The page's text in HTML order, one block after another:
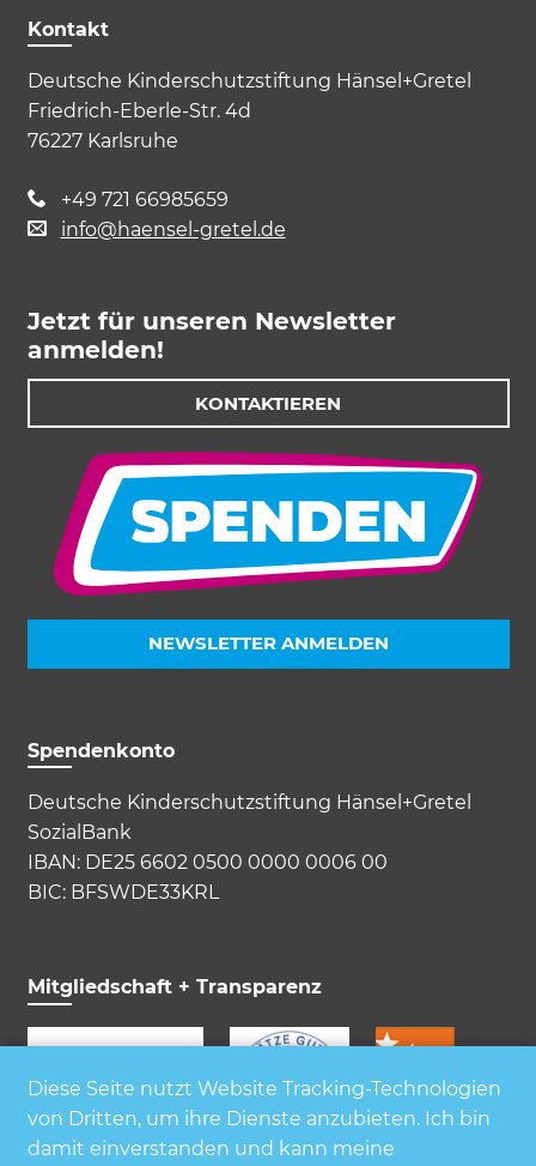
Kontakt
Deutsche Kinderschutzstiftung Hänsel+Gretel
Friedrich-Eberle-Str. 4d
76227 Karlsruhe
+49 721 66985659
info@haensel-gretel.de
Jetzt für unseren Newsletter
anmelden!
KONTAKTIEREN
NEWSLETTER ANMELDEN
Spendenkonto
Deutsche Kinderschutzstiftung Hänsel+Gretel
SozialBank
IBAN: DE25 6602 0500 0000 0006 00
BIC: BFSWDE33KRL
Mitgliedschaft + Transparenz
Diese Seite nutzt Website Tracking-Technologien
von Dritten, um ihre Dienste anzubieten. Ich bin
damit einverstanden und kann meine